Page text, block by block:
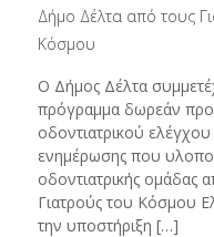
Δήμο Δέλτα από τους
Κόσμου
Ο Δήμος Δέλτα
πρόγραμμα δωρεάν
οδοντιατρικού ελέγχου
ενημέρωσης που
οδοντιατρικής ομάδας
Γιατρούς του Κόσμου
την υποστήριξη […]